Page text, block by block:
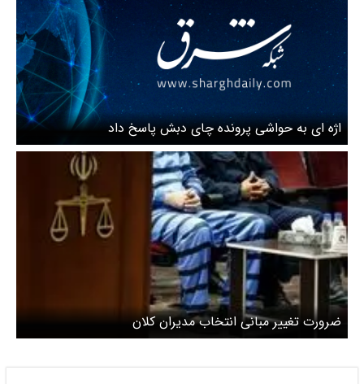
اژه ای به حواشی پرونده چای دبش پاسخ داد
ضرورت تغییر مبانی انتخاب مدیران کلان